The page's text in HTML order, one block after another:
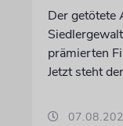
Der getötete
prämierten
Jetzt steht